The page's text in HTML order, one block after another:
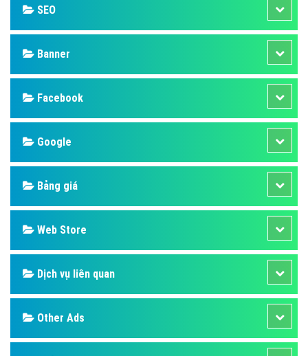
SEO
Banner
Facebook
Google
Bảng giá
Web Store
Dịch vụ liên quan
Other Ads